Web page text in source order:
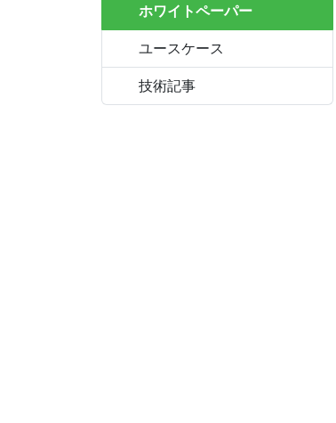
ホワイトペーパー
ユースケース
技術記事